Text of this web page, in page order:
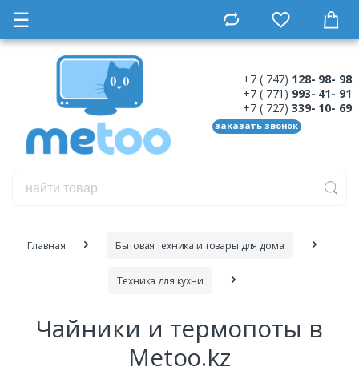
☰
+7 ( 747) 128- 98- 98
+7 ( 771) 993- 41- 91
+7 ( 727) 339- 10- 69
заказать звонок
Главная Бытовая техника и товары для дома
Техника для кухни
Чайники и термопоты в
Metoo.kz